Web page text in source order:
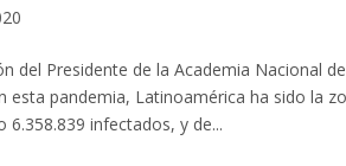
del Presidente de la Academia Nacional
esta pandemia, Latinoamérica ha sido la
6.358.839 infectados, y de...